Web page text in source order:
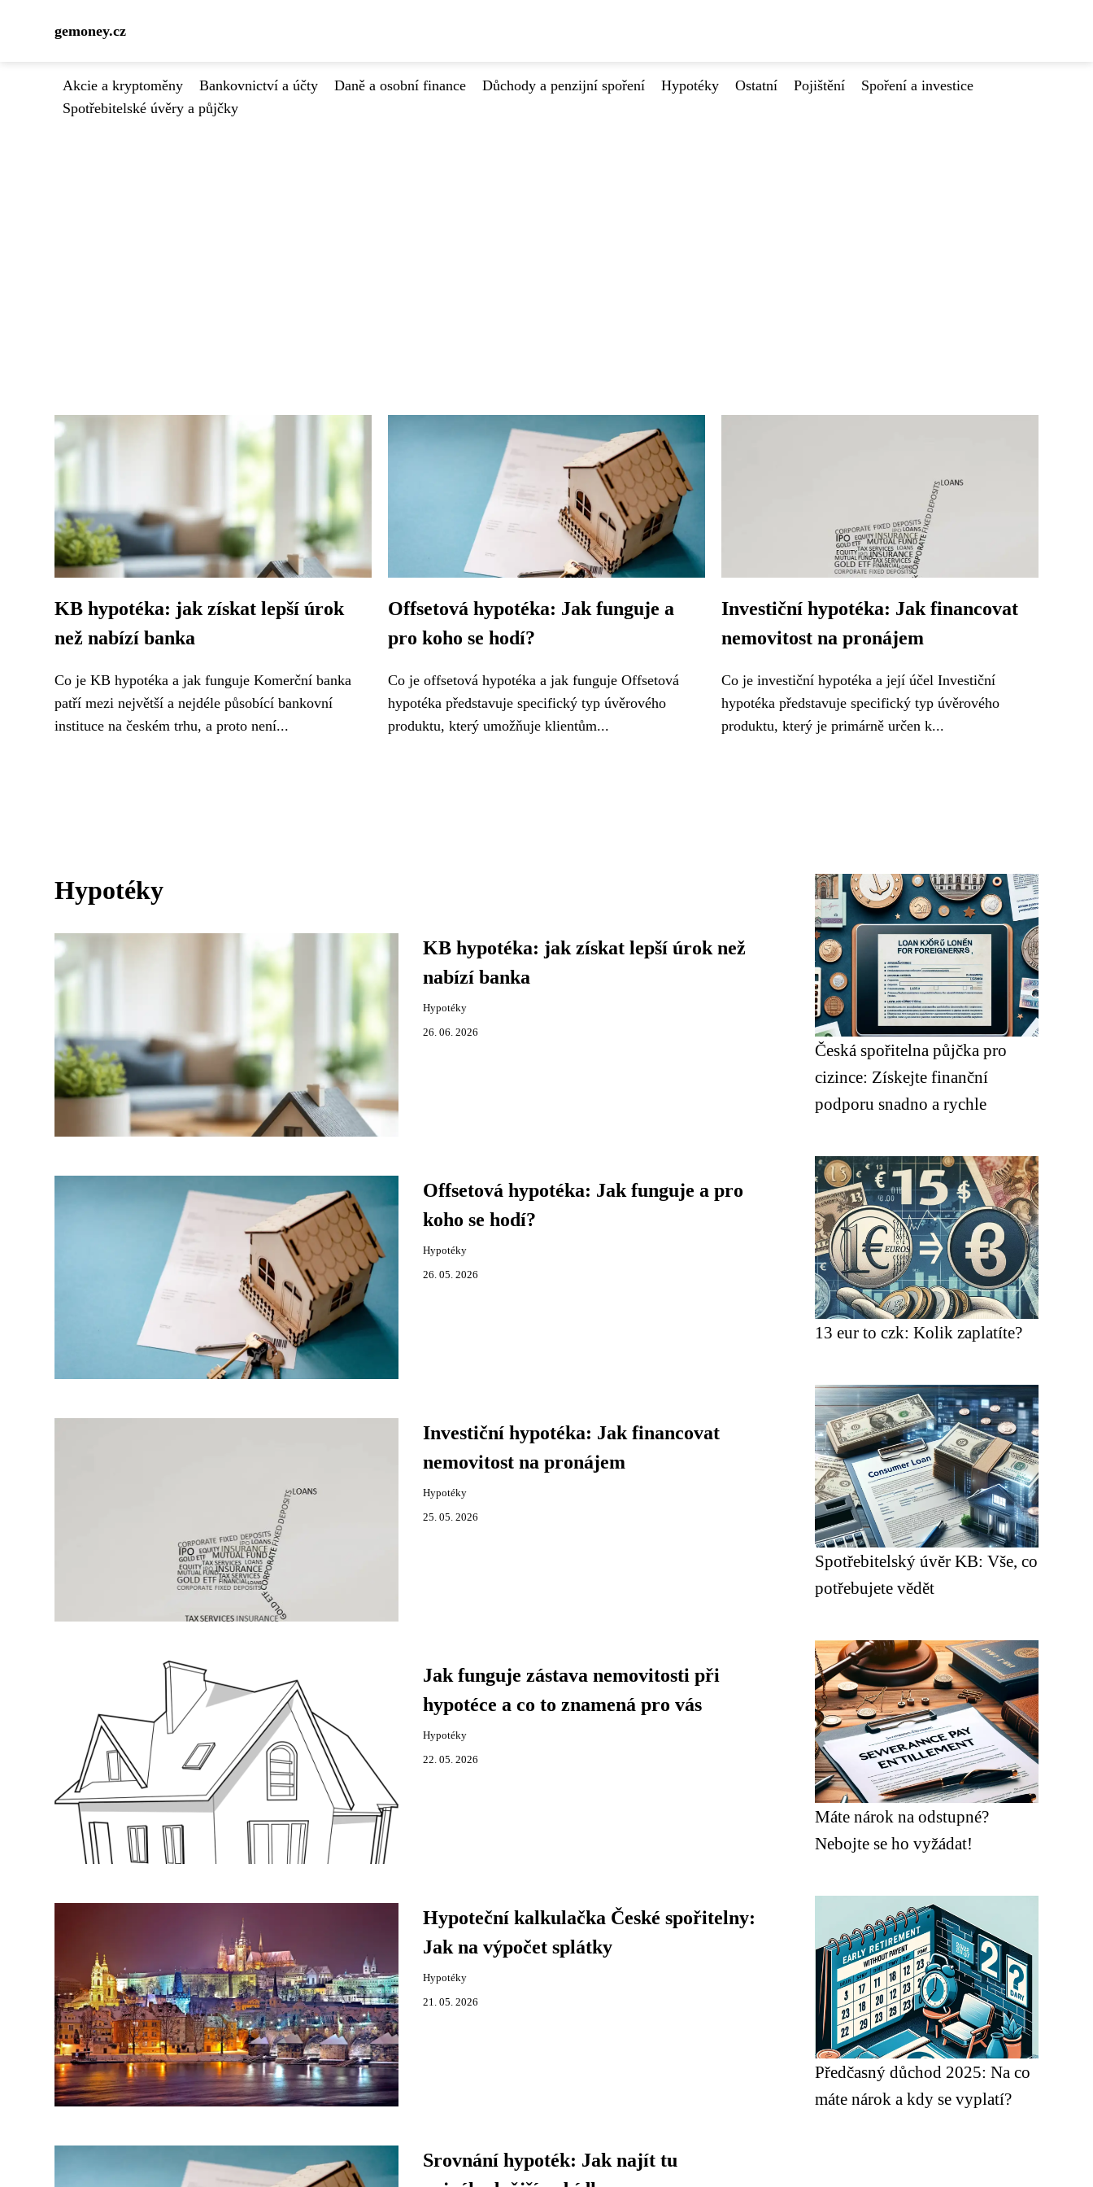
gemoney.cz
Akcie a kryptoměny Bankovnictví a účty Daně a osobní finance Důchody a penzijní spoření Hypotéky Ostatní Pojištění
Spoření a investice
Spotřebitelské úvěry a půjčky
KB hypotéka: jak získat lepší úrok
než nabízí banka
Co je KB hypotéka a jak funguje Komerční banka
patří mezi největší a nejdéle působící bankovní
instituce na českém trhu, a proto není...
Offsetová hypotéka: Jak funguje a
pro koho se hodí?
Co je offsetová hypotéka a jak funguje Offsetová
hypotéka představuje specifický typ úvěrového
produktu, který umožňuje klientům...
Investiční hypotéka: Jak financovat
nemovitost na pronájem
Co je investiční hypotéka a její účel Investiční
hypotéka představuje specifický typ úvěrového
produktu, který je primárně určen k...
Hypotéky
KB hypotéka: jak získat lepší úrok než
nabízí banka
Hypotéky
26. 06. 2026
Offsetová hypotéka: Jak funguje a pro
koho se hodí?
Hypotéky
26. 05. 2026
Investiční hypotéka: Jak financovat
nemovitost na pronájem
Hypotéky
25. 05. 2026
Jak funguje zástava nemovitosti při
hypotéce a co to znamená pro vás
Hypotéky
22. 05. 2026
Hypoteční kalkulačka České spořitelny:
Jak na výpočet splátky
Hypotéky
21. 05. 2026
Srovnání hypoték: Jak najít tu
Česká spořitelna půjčka pro
cizince: Získejte finanční
podporu snadno a rychle
13 eur to czk: Kolik zaplatíte?
Spotřebitelský úvěr KB: Vše, co
potřebujete vědět
Máte nárok na odstupné?
Nebojte se ho vyžádat!
Předčasný důchod 2025: Na co
máte nárok a kdy se vyplatí?